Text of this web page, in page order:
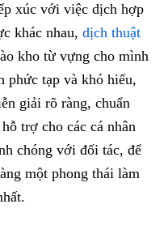
xúc với việc dịch hợp
khác nhau, dịch thuật
kho từ vựng cho mình
phức tạp và khó hiểu,
giải rõ ràng, chuẩn
trợ cho các cá nhân
chóng với đối tác, để
một phong thái làm